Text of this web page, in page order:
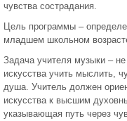
чувства сострадания.
Цель программы –
младшем школьном
Задача учителя музыки –
искусства учить мыслить,
душа. Учитель должен
искусства к высшим
указывающая путь через